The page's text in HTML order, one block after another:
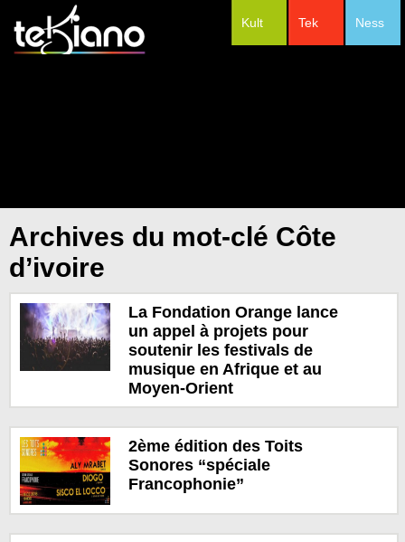
Ness
Tek
Kult
Archives du mot-clé Côte
d’ivoire
La Fondation Orange lance
un appel à projets pour
soutenir les festivals de
musique en Afrique et au
Moyen-Orient
2ème édition des Toits
Sonores “spéciale
Francophonie”